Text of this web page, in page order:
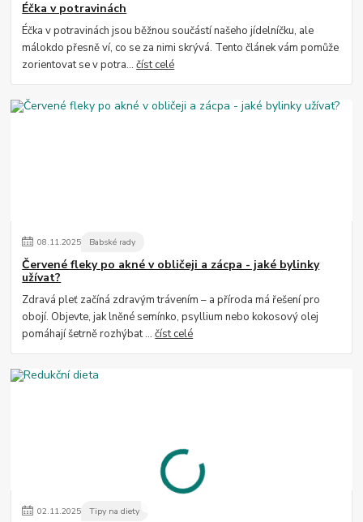
Éčka v potravinách
Éčka v potravinách jsou běžnou součástí našeho jídelníčku, ale
málokdo přesně ví, co se za nimi skrývá. Tento článek vám pomůže
zorientovat se v potra...číst celé
08.11.2025 Babské rady
Červené fleky po akné v obličeji a zácpa - jaké bylinky
užívat?
Zdravá pleť začíná zdravým trávením – a příroda má řešení pro
obojí. Objevte, jak lněné semínko, psyllium nebo kokosový olej
pomáhají šetrně rozhýbat ...číst celé
02.11.2025 Tipy na diety